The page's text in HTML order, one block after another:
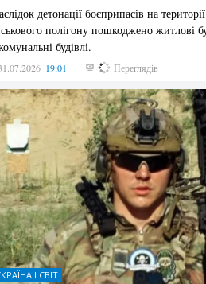
детонації боєприпасів на території
полігону пошкоджено житлові
будівлі.
19:01 175 Переглядів
І СВІТ